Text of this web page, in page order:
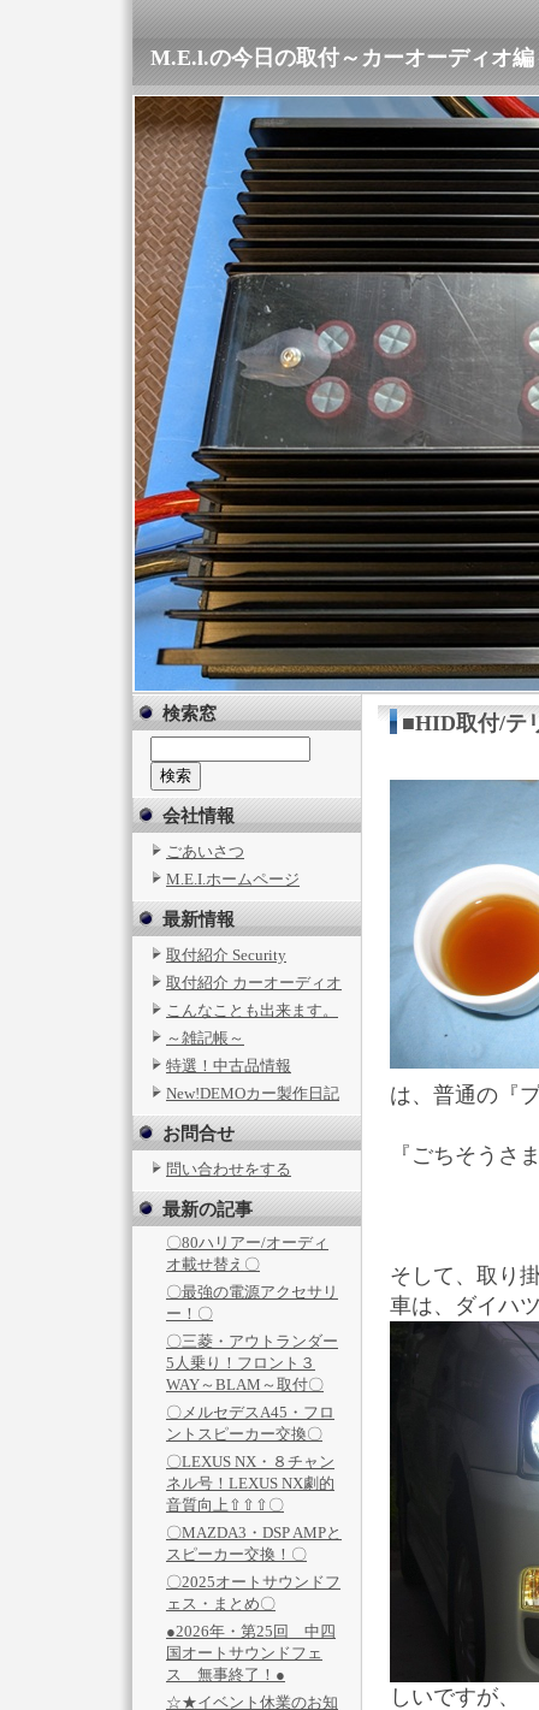
M.E.l.の今日の取付～カーオーディオ編
検索窓
会社情報
ごあいさつ
M.E.I.ホームページ
最新情報
取付紹介 Security
取付紹介 カーオーディオ
こんなことも出来ます。
～雑記帳～
特選！中古品情報
New!DEMOカー製作日記
お問合せ
問い合わせをする
最新の記事
〇80ハリアー/オーディ
オ載せ替え〇
〇最強の電源アクセサリ
ー！〇
〇三菱・アウトランダー
5人乗り！フロント３
WAY～BLAM～取付〇
〇メルセデスA45・フロ
ントスピーカー交換〇
〇LEXUS NX・８チャン
ネル号！LEXUS NX劇的
音質向上⇧⇧⇧〇
〇MAZDA3・DSP AMPと
スピーカー交換！〇
〇2025オートサウンドフ
ェス・まとめ〇
●2026年・第25回 中四
国オートサウンドフェ
ス 無事終了！●
☆★イベント休業のお知
■HID取付/テ
は、普通の『
『ごちそうさ
そして、取り
車は、ダイハ
しいですが、